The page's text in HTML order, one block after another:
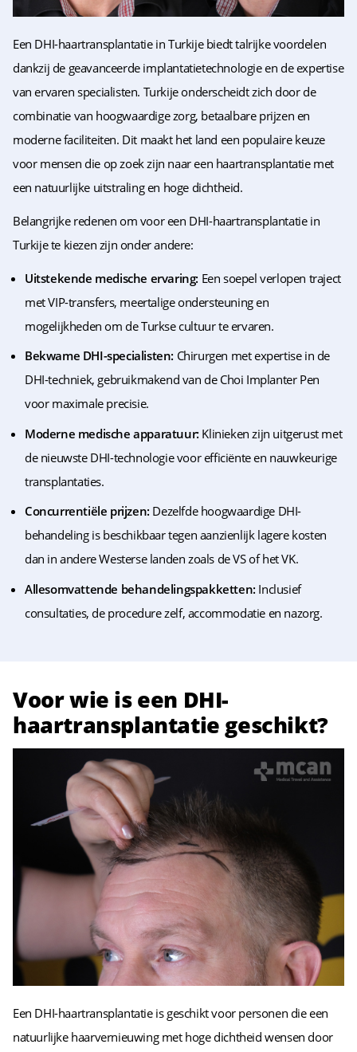
Een DHI-haartransplantatie in Turkije biedt talrijke voordelen
dankzij de geavanceerde implantatietechnologie en de expertise
van ervaren specialisten. Turkije onderscheidt zich door de
combinatie van hoogwaardige zorg, betaalbare prijzen en
moderne faciliteiten. Dit maakt het land een populaire keuze
voor mensen die op zoek zijn naar een haartransplantatie met
een natuurlijke uitstraling en hoge dichtheid.
Belangrijke redenen om voor een DHI-haartransplantatie in
Turkije te kiezen zijn onder andere:
Uitstekende medische ervaring: Een soepel verlopen traject
met VIP-transfers, meertalige ondersteuning en
mogelijkheden om de Turkse cultuur te ervaren.
Bekwame DHI-specialisten: Chirurgen met expertise in de
DHI-techniek, gebruikmakend van de Choi Implanter Pen
voor maximale precisie.
Moderne medische apparatuur: Klinieken zijn uitgerust met
de nieuwste DHI-technologie voor efficiënte en nauwkeurige
transplantaties.
Concurrentiële prijzen: Dezelfde hoogwaardige DHI-
behandeling is beschikbaar tegen aanzienlijk lagere kosten
dan in andere Westerse landen zoals de VS of het VK.
Allesomvattende behandelingspakketten: Inclusief
consultaties, de procedure zelf, accommodatie en nazorg.
Voor wie is een DHI-
haartransplantatie geschikt?
Een DHI-haartransplantatie is geschikt voor personen die een
natuurlijke haarvernieuwing met hoge dichtheid wensen door